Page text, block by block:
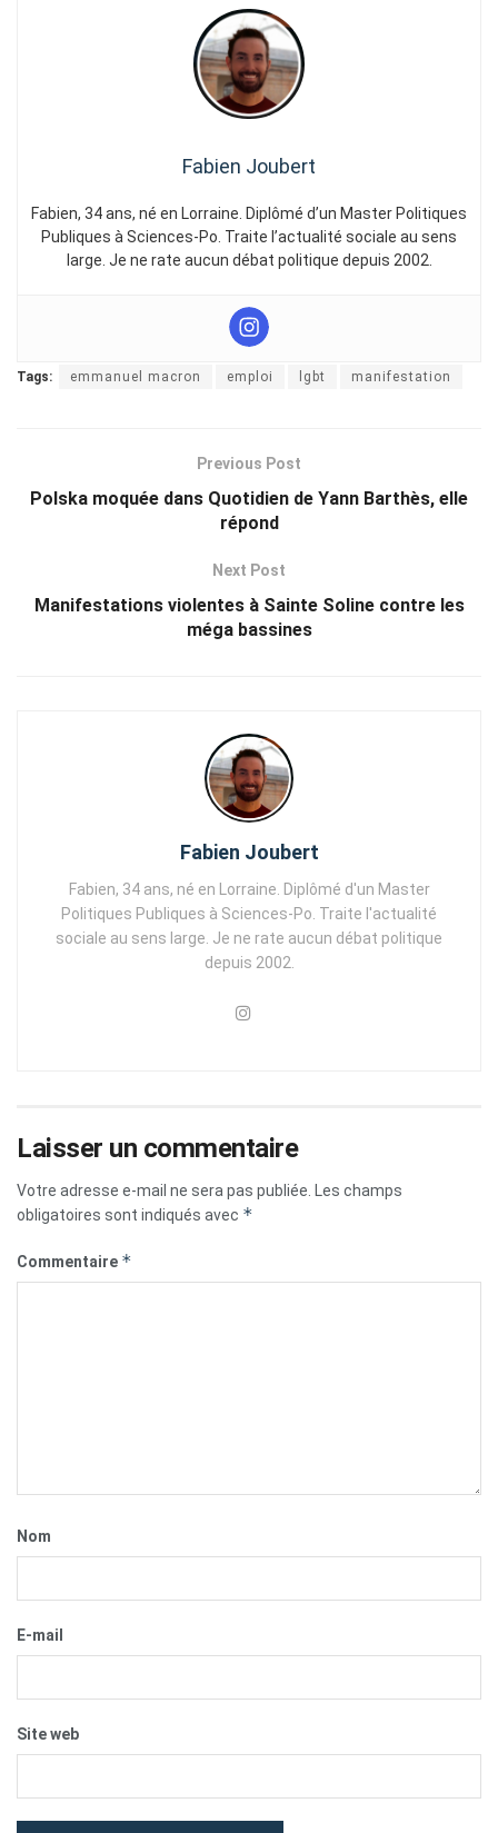
Fabien Joubert
Fabien, 34 ans, né en Lorraine. Diplômé d’un Master Politiques
Publiques à Sciences-Po. Traite l’actualité sociale au sens
large. Je ne rate aucun débat politique depuis 2002.
Tags: emmanuel macron emploi lgbt manifestation
Previous Post
Polska moquée dans Quotidien de Yann Barthès, elle
répond
Next Post
Manifestations violentes à Sainte Soline contre les
méga bassines
Fabien Joubert
Fabien, 34 ans, né en Lorraine. Diplômé d'un Master
Politiques Publiques à Sciences-Po. Traite l'actualité
sociale au sens large. Je ne rate aucun débat politique
depuis 2002.
Laisser un commentaire
Votre adresse e-mail ne sera pas publiée. Les champs
obligatoires sont indiqués avec *
Commentaire *
Nom
E-mail
Site web